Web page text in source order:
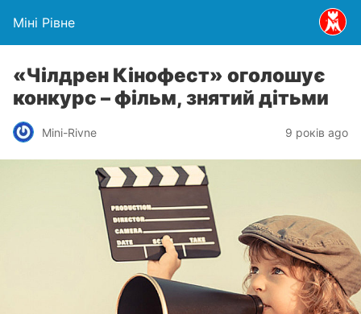
Міні Рівне
«Чілдрен Кінофест» оголошує
конкурс – фільм, знятий дітьми
Mini-Rivne 9 років ago